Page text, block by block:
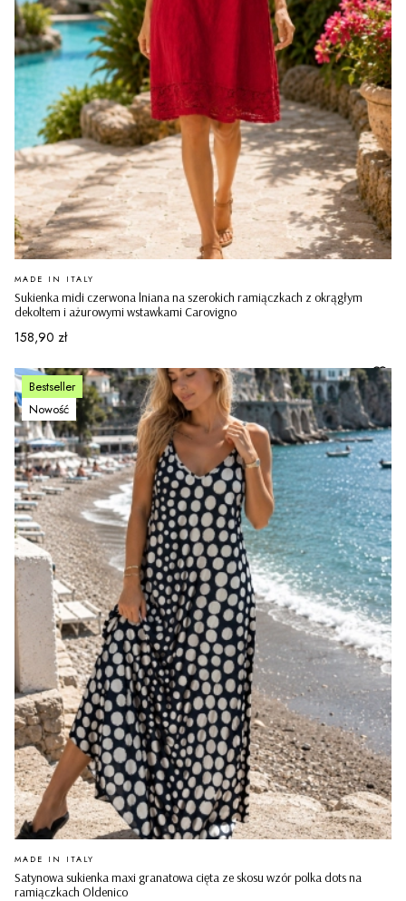
Sukienka midi czerwona lniana na szerokich ramiączkach z okrągłym
dekoltem i ażurowymi wstawkami Carovigno
PRODUCENT
MADE IN ITALY
Cena
158,90 zł
Bestseller
Nowość
Satynowa sukienka maxi granatowa cięta ze skosu wzór polka dots na
ramiączkach Oldenico
PRODUCENT
MADE IN ITALY